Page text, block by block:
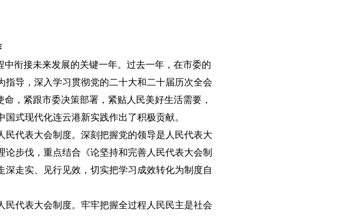
中衔接未来发展的关键一年。过去一年，在市委的
导，深入学习贯彻党的二十大和二十届历次全会
，紧跟市委决策部署，紧贴人民美好生活需要，
式现代化连云港新实践作出了积极贡献。
代表大会制度。深刻把握党的领导是人民代表大
步伐，重点结合《论坚持和完善人民代表大会制
走实、见行见效，切实把学习成效转化为制度自
代表大会制度。牢牢把握全过程人民民主是社会